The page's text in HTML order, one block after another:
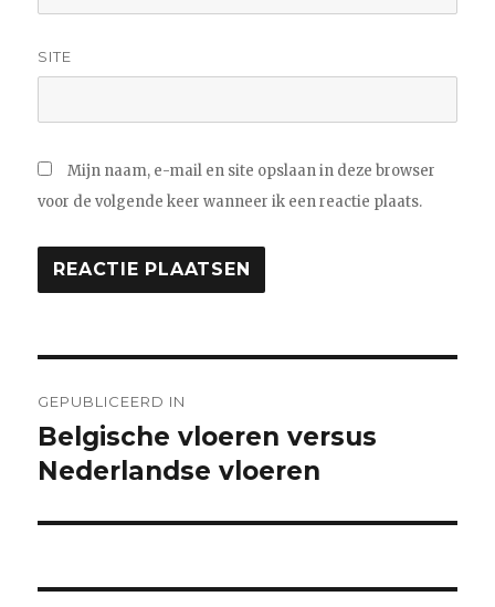
SITE
Mijn naam, e-mail en site opslaan in deze browser
voor de volgende keer wanneer ik een reactie plaats.
navigatie
GEPUBLICEERD IN
Belgische vloeren versus
Nederlandse vloeren